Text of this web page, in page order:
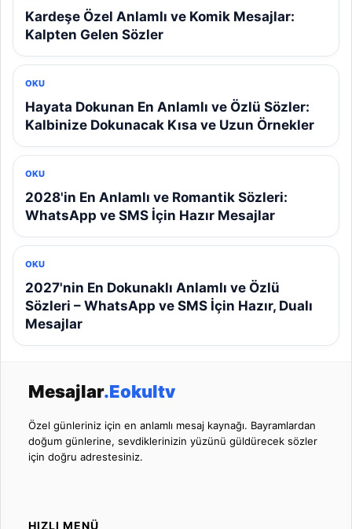
Kardeşe Özel Anlamlı ve Komik Mesajlar:
Kalpten Gelen Sözler
OKU
Hayata Dokunan En Anlamlı ve Özlü Sözler:
Kalbinize Dokunacak Kısa ve Uzun Örnekler
OKU
2028'in En Anlamlı ve Romantik Sözleri:
WhatsApp ve SMS İçin Hazır Mesajlar
OKU
2027'nin En Dokunaklı Anlamlı ve Özlü
Sözleri – WhatsApp ve SMS İçin Hazır, Dualı
Mesajlar
Mesajlar.Eokultv
Özel günleriniz için en anlamlı mesaj kaynağı. Bayramlardan
doğum günlerine, sevdiklerinizin yüzünü güldürecek sözler
için doğru adrestesiniz.
HIZLI MENÜ